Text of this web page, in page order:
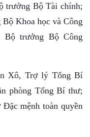
trưởng Bộ Tài chính;
Khoa học và Công
Bộ trưởng Bộ Công
Xô, Trợ lý Tổng Bí
phòng Tổng Bí thư;
mệnh toàn quyền